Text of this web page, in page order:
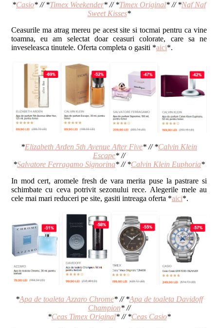
*Casio* // *Timex Weekender* // *Timex Original* // *Naf Naf
Sweet Kisses*
Ceasurile ma atrag mereu pe acest site si tocmai pentru ca vine
toamna, eu am selectat doar ceasuri colorate, care sa ne
inveseleasca tinutele. Oferta completa o gasiti *aici*.
*Elizabeth Arden 5th Avenue After Five* // *Calvin Klein
Escape* //
*Salvatore Ferragamo Signorina* // *Calvin Klein Euphoria*
In mod cert, aromele fresh de vara merita puse la pastrare si
schimbate cu ceva potrivit sezonului rece. Alegerile mele au
cele mai mari reduceri pe site, gasiti intreaga oferta *aici*.
*Apa de toaleta Azzaro Chrome* // *Apa de toaleta Davidoff
Champion* //
*Ceas Timex Original* // *Ceas Casio*